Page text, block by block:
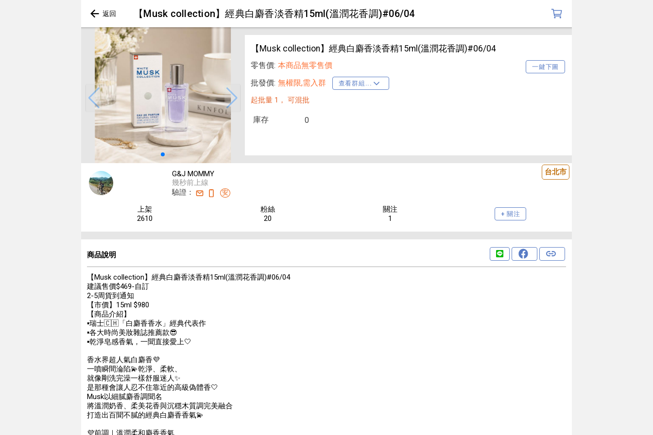
【Musk collection】經典白麝香淡香精15ml(溫潤花香調)#06/04
【Musk collection】經典白麝香淡香精15ml(溫潤花香調)#06/04
零售價: 一鍵下圖
本商品無零售價
批發價: 無權限,需入群 查看群組...
起批量 1， 可混批
庫存 0
台北市
G&J MOMMY
幾秒前上線
驗證：
安
上架
2610
粉絲
20
關注
1
+ 關注
商品說明
【Musk collection】經典白麝香淡香精15ml(溫潤花香調)#06/04
建議售價$469-自訂
2-5周貨到通知
【市價】15ml $980
【商品介紹】
▪️瑞士🇨🇭「白麝香香水」經典代表作
▪️各大時尚美妝雜誌推薦款😎
▪️乾淨皂感香氣，一聞直接愛上🤍
香水界超人氣白麝香💜
一噴瞬間淪陷💫乾淨、柔軟、
就像剛洗完澡一樣舒服迷人✨
是那種會讓人忍不住靠近的高級偽體香🤍
Musk以細膩麝香調聞名
將溫潤奶香、柔美花香與沉穩木質調完美融合
打造出百聞不膩的經典白麝香香氣💫
💜前調｜溫潤柔和麝香香氣